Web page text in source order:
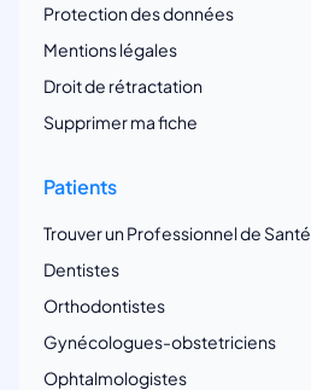
Protection des données
Mentions légales
Droit de rétractation
Supprimer ma fiche
Patients
Trouver un Professionnel de Santé
Dentistes
Orthodontistes
Gynécologues-obstetriciens
Ophtalmologistes